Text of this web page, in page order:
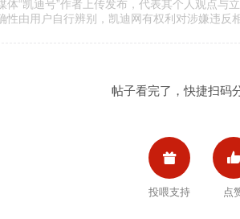
体“凯迪号”作者上传发布，代表其个人观点与
性由用户自行辨别，凯迪网有权利对涉嫌违反
帖子看完了，快捷扫码

投喂支持

点